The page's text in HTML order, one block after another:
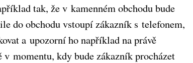
tak, že v kamenném obchodu bude
do obchodu vstoupí zákazník s telefonem,
a upozorní ho například na právě
momentu, kdy bude zákazník procházet